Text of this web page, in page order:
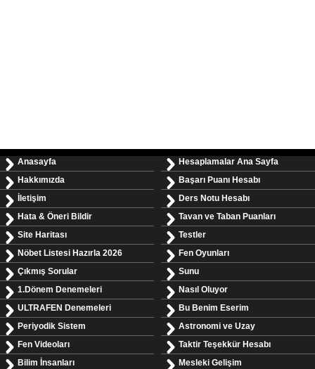
Anasayfa
Hakkımızda
İletişim
Hata & Öneri Bildir
Site Haritası
Nöbet Listesi Hazırla 2026
Çıkmış Sorular
1.Dönem Denemeleri
ULTRAFEN Denemeleri
Periyodik Sistem
Fen Videoları
Bilim İnsanları
Hesaplamalar Ana Sayfa
Başarı Puanı Hesabı
Ders Notu Hesabı
Tavan ve Taban Puanları
Testler
Fen Oyunları
Sunu
Nasıl Oluyor
Bu Benim Eserim
Astronomi ve Uzay
Taktir Teşekkür Hesabı
Mesleki Gelişim